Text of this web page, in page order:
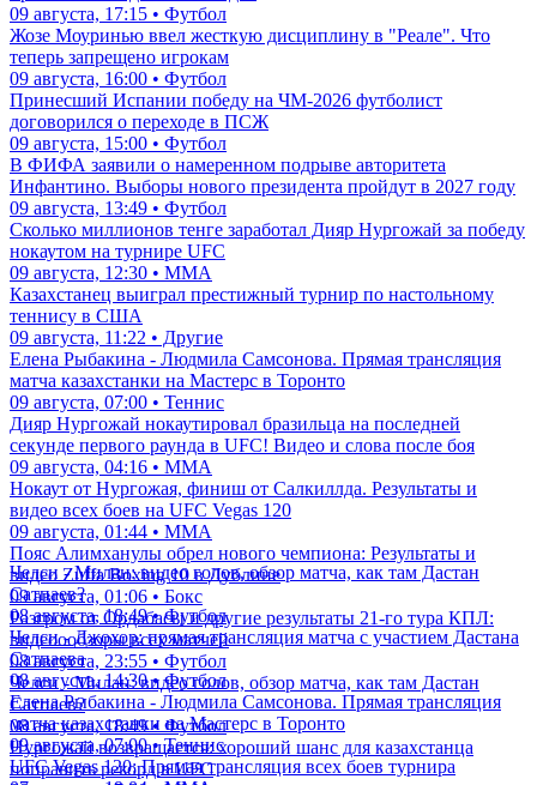
09 августа, 17:15 • Футбол
Жозе Моуринью ввел жесткую дисциплину в "Реале". Что
теперь запрещено игрокам
09 августа, 16:00 • Футбол
Принесший Испании победу на ЧМ-2026 футболист
договорился о переходе в ПСЖ
09 августа, 15:00 • Футбол
В ФИФА заявили о намеренном подрыве авторитета
Инфантино. Выборы нового президента пройдут в 2027 году
09 августа, 13:49 • Футбол
Сколько миллионов тенге заработал Дияр Нургожай за победу
нокаутом на турнире UFC
09 августа, 12:30 • ММА
Казахстанец выиграл престижный турнир по настольному
теннису в США
09 августа, 11:22 • Другие
Елена Рыбакина - Людмила Самсонова. Прямая трансляция
матча казахстанки на Мастерс в Торонто
09 августа, 07:00 • Теннис
Дияр Нургожай нокаутировал бразильца на последней
секунде первого раунда в UFC! Видео и слова после боя
09 августа, 04:16 • ММА
Нокаут от Нургожая, финиш от Салкиллда. Результаты и
видео всех боев на UFC Vegas 120
09 августа, 01:44 • ММА
Пояс Алимханулы обрел нового чемпиона: Результаты и
видео Zuffa Boxing 10 в Дублине
09 августа, 01:06 • Бокс
Разгром от Ордабасы и другие результаты 21-го тура КПЛ:
видеоообзоры всех матчей
08 августа, 23:55 • Футбол
Челси - Милан: видео голов, обзор матча, как там Дастан
Сатпаев?
08 августа, 18:49 • Футбол
Нургожай возвращается: хороший шанс для казахстанца
поправить рекорд в UFC
Челси - Милан: видео голов, обзор матча, как там Дастан
Сатпаев?
08 августа, 18:49 • Футбол
Челси - Джохор: прямая трансляция матча с участием Дастана
Сатпаева
08 августа, 14:30 • Футбол
Елена Рыбакина - Людмила Самсонова. Прямая трансляция
матча казахстанки на Мастерс в Торонто
09 августа, 07:00 • Теннис
UFC Vegas 120: Прямая трансляция всех боев турнира